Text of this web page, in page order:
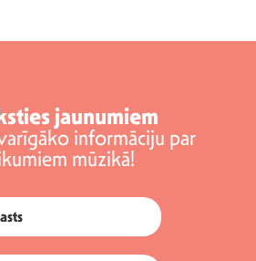
jaunumiem
informāciju par
mūzikā!